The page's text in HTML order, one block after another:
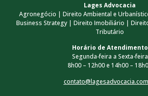
Lages Advocacia
Agronegócio | Direito Ambiental e
Business Strategy | Direito Imobiliário |
Tributário
Horário de Atendimento
Segunda-feira a Sexta-feira
8h00 – 12h00 e 14h00 –